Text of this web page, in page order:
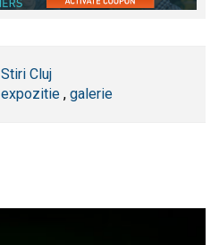
Stiri Cluj
expozitie , galerie